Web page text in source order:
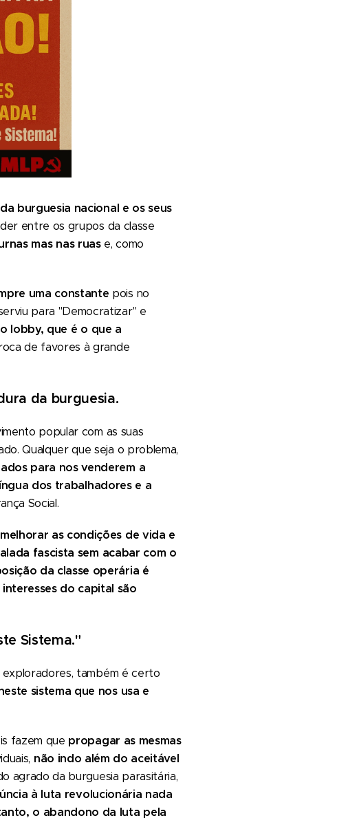
burguesia nacional e os seus
entre os grupos da classe
mas nas ruase, como
uma constante pois no
para "Democratizar" e
lobby, que é o que a
de favores à grande
da burguesia.
popular com as suas
Qualquer que seja o problema,
para nos venderem a
dos trabalhadores e a
Social.
as condições de vida e
fascista sem acabar com o
da classe operária é
do capital são
Sistema."
também é certo
sistema que nos usa e
fazem que propagar as mesmas
não indo além do aceitável
agrado da burguesia parasitária,
à luta revolucionária nada
o abandono da luta pela